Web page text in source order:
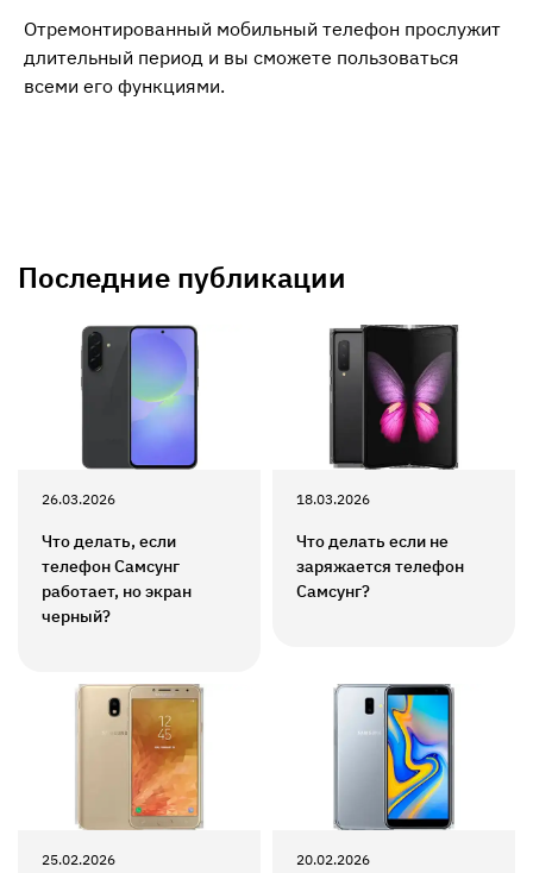
Отремонтированный мобильный телефон прослужит
длительный период и вы сможете пользоваться
всеми его функциями.
Последние публикации
26.03.2026
Что делать, если
телефон Самсунг
работает, но экран
черный?
18.03.2026
Что делать если не
заряжается телефон
Самсунг?
25.02.2026 20.02.2026